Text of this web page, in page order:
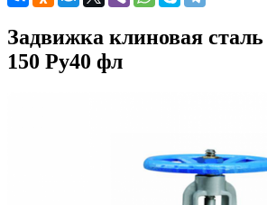
Задвижка клиновая
150 Ру40 фл